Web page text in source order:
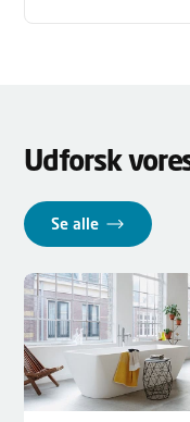
Udforsk
Se alle